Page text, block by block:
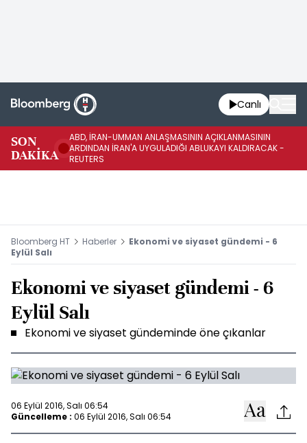
Canlı
SON
DAKİKA
ABD, İRAN-UMMAN ANLAŞMASININ AÇIKLANMASININ
ARDINDAN İRAN'A UYGULADIĞI ABLUKAYI KALDIRACAK -
REUTERS
Bloomberg HT Haberler
Ekonomi ve siyaset gündemi - 6
Eylül Salı
Ekonomi ve siyaset gündemi - 6
Eylül Salı
Ekonomi ve siyaset gündeminde öne çıkanlar
06 Eylül 2016, Salı 06:54
Güncelleme : 06 Eylül 2016, Salı 06:54